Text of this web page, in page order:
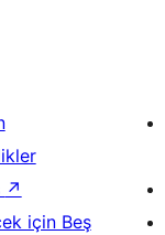
↗
için Beş